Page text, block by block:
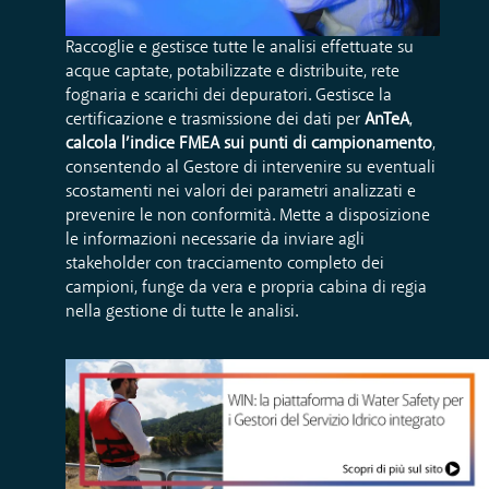
Raccoglie e gestisce tutte le analisi effettuate su
acque captate, potabilizzate e distribuite, rete
fognaria e scarichi dei depuratori. Gestisce la
certificazione e trasmissione dei dati per AnTeA,
calcola l’indice FMEA sui punti di campionamento,
consentendo al Gestore di intervenire su eventuali
scostamenti nei valori dei parametri analizzati e
prevenire le non conformità. Mette a disposizione
le informazioni necessarie da inviare agli
stakeholder con tracciamento completo dei
campioni, funge da vera e propria cabina di regia
nella gestione di tutte le analisi.